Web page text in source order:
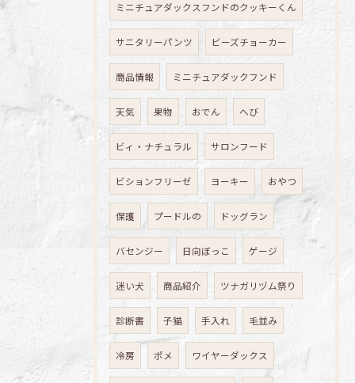
ミニチュアダックスフンドのクッキーくん
サニタリーパンツ ビーズチョーカー
商品情報 ミニチュアダックフンド
天気 果物 おでん へび
ビィ・ナチュラル サロンフード
ビションフリーゼ ヨーキー おやつ
保護 プードルの ドッグラン
バセンジー 日向ぼっこ ゲージ
迷い犬 商品紹介 ツナガリヅム祭り
診断書 子猫 手入れ 毛並み
冷房 ポメ ワイヤーダックス